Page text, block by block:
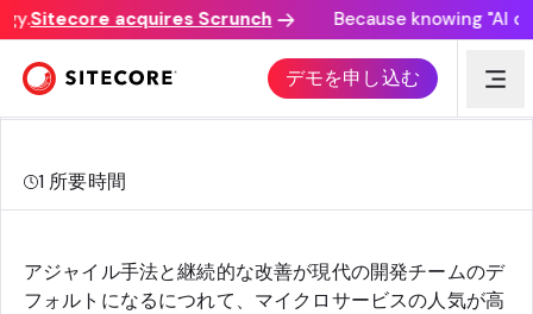
Sitecore acquires Scrunch Because knowing "AI
デモを申し込む
マイクロサービスアーキテクチャとは?
1 所要時間
アジャイル手法と継続的な改善が現代の開発チームのデ
フォルトになるにつれて、マイクロサービスの人気が高